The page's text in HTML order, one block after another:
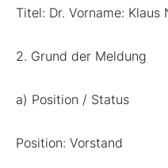
Titel: Dr. Vorname: Klaus
2. Grund der Meldung
a) Position / Status
Position: Vorstand